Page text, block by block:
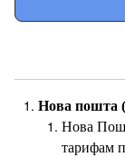
Нова
Нова
тарифам